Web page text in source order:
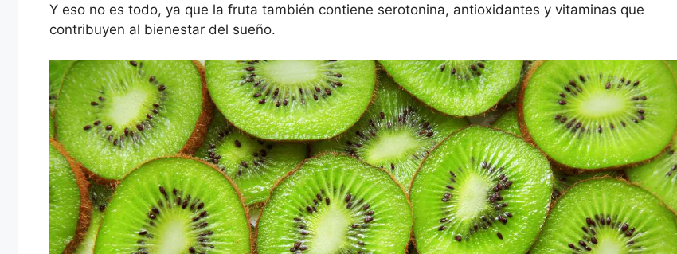
Y eso no es todo, ya que la fruta también contiene serotonina, antioxidantes y vitaminas que
contribuyen al bienestar del sueño.